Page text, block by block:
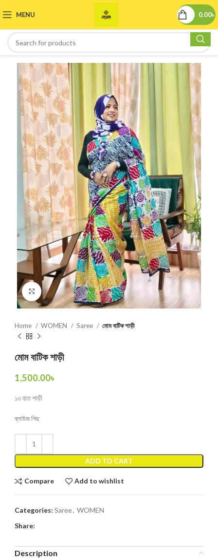
MENU 0.00৳
Click to enlarge
Home WOMEN Saree মোম বাটিক শাড়ী
মোম বাটিক শাড়ী
1,500.00৳
১৩ হাত শাড়ী
ব্লাউজ পিছ
ADD TO CART
Compare Add to wishlist
Categories: Saree, WOMEN
Share:
Description